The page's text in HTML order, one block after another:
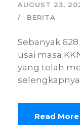
AUGUST 23,
BERITA
Sebanyak
usai masa
yang telah
Read More